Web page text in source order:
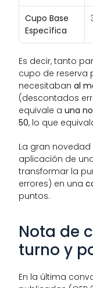
Cupo Base
Específica
Es decir, tanto
cupo de reserva
necesitaban al
(descontados
equivale a una
50, lo que
La gran
aplicación de
transformar la
errores) en una
puntos.
Nota de
turno y
En la última